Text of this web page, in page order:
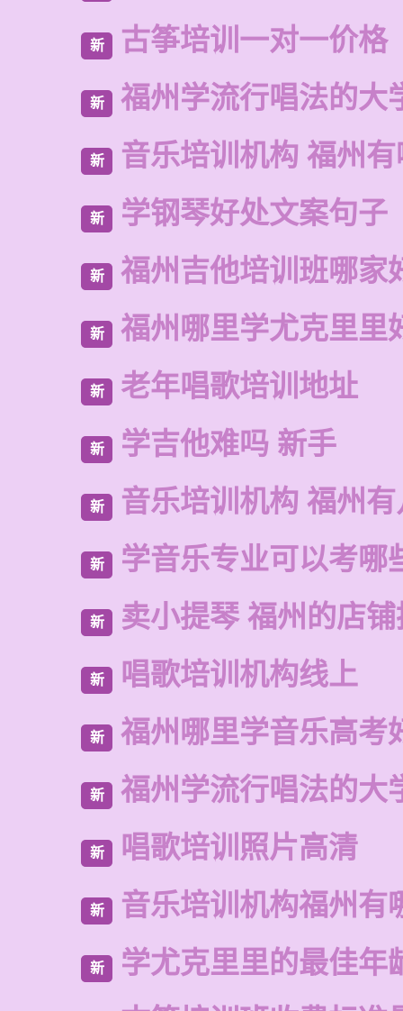
新 古筝培训一对一价格
新 福州学流行唱法的大
新 音乐培训机构 福州
新 学钢琴好处文案句子
新 福州吉他培训班哪家
新 福州哪里学尤克里里
新 老年唱歌培训地址
新 学吉他难吗 新手
新 音乐培训机构 福州
新 学音乐专业可以考哪
新 卖小提琴 福州的店
新 唱歌培训机构线上
新 福州哪里学音乐高考
新 福州学流行唱法的大
新 唱歌培训照片高清
新 音乐培训机构福州有
新 学尤克里里的最佳年